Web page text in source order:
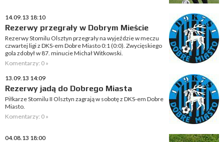
14.09.13 18:10
Rezerwy przegrały w Dobrym Mieście
Rezerwy Stomilu Olsztyn przegrały na wyjeździe w meczu
czwartej ligi z DKS-em Dobre Miasto 0:1 (0:0). Zwycięskiego
gola zdobył w 87. minucie Michał Witkowski.
Komentarzy: 0 »
13.09.13 14:09
Rezerwy jadą do Dobrego Miasta
Piłkarze Stomilu II Olsztyn zagrają w sobotę z DKS-em Dobre
Miasto.
Komentarzy: 0 »
04.08.13 18:00